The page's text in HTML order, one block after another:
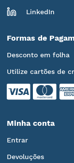
LinkedIn
Formas de
Desconto em folha
Utilize cartões de
Minha conta
Entrar
Devoluções